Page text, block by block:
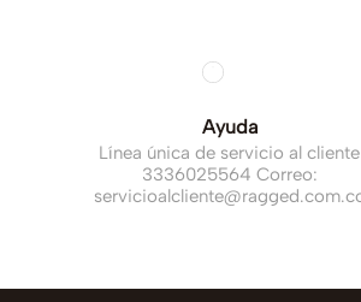
Ayuda
Línea única de servicio al cliente
3336025564 Correo: